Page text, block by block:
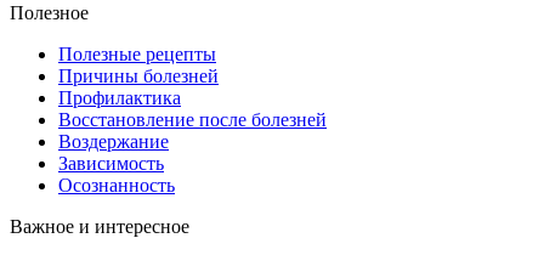
Полезное
Полезные рецепты
Причины болезней
Профилактика
Восстановление после болезней
Воздержание
Зависимость
Осознанность
Важное и интересное